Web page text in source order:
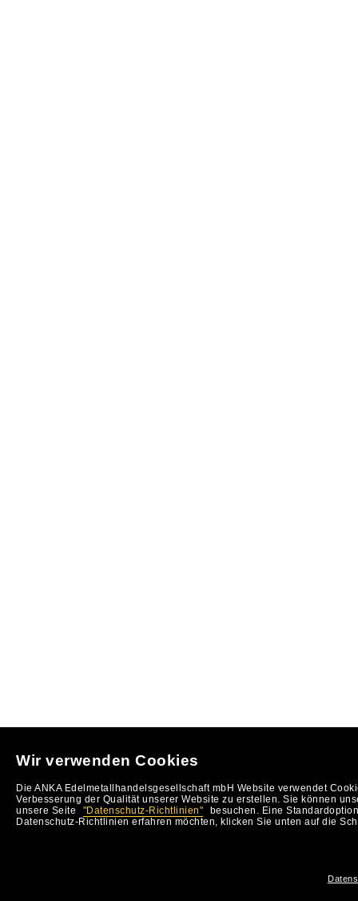
Wir verwenden Cookies
Die ANKA Edelmetallhandelsgesellschaft mbH Website verwendet
Verbesserung der Qualität unserer Website zu erstellen. Sie können
unsere Seite
"Datenschutz-Richtlinien"
besuchen. Eine
Datenschutz-Richtlinien erfahren möchten, klicken Sie unten auf die